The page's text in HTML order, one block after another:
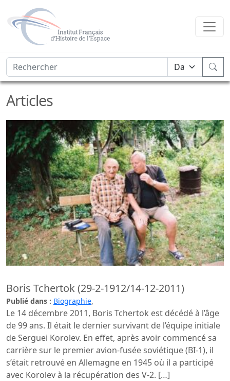
Articles
Boris Tchertok (29-2-1912/14-12-2011)
Publié dans : Biographie,
Le 14 décembre 2011, Boris Tchertok est décédé à l’âge
de 99 ans. Il était le dernier survivant de l’équipe initiale
de Serguei Korolev. En effet, après avoir commencé sa
carrière sur le premier avion-fusée soviétique (BI-1), il
s’était retrouvé en Allemagne en 1945 où il a participé
avec Korolev à la récupération des V-2. […]